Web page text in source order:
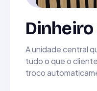
Dinheiro
A unidade central
tudo o que o
troco